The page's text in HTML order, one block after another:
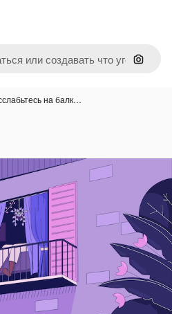
Поиск
на балк…